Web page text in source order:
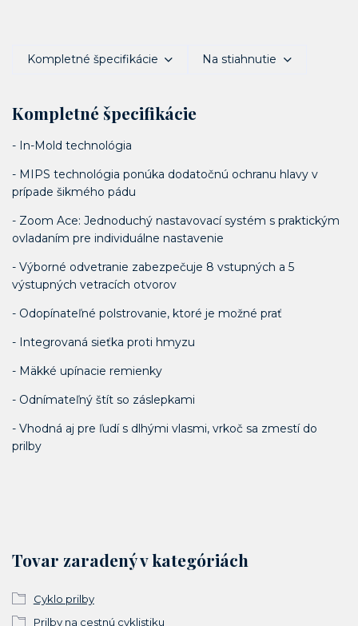
Kompletné špecifikácie Na stiahnutie
Kompletné špecifikácie
- In-Mold technológia
- MIPS technológia ponúka dodatočnú ochranu hlavy v
prípade šikmého pádu
- Zoom Ace: Jednoduchý nastavovací systém s praktickým
ovladaním pre individuálne nastavenie
- Výborné odvetranie zabezpečuje 8 vstupných a 5
výstupných vetracích otvorov
- Odopínateľné polstrovanie, ktoré je možné prať
- Integrovaná sieťka proti hmyzu
- Mäkké upínacie remienky
- Odnímateľný štít so záslepkami
- Vhodná aj pre ľudí s dlhými vlasmi, vrkoč sa zmestí do
prilby
Tovar zaradený v kategóriách
Cyklo prilby
Prilby na cestnú cyklistiku